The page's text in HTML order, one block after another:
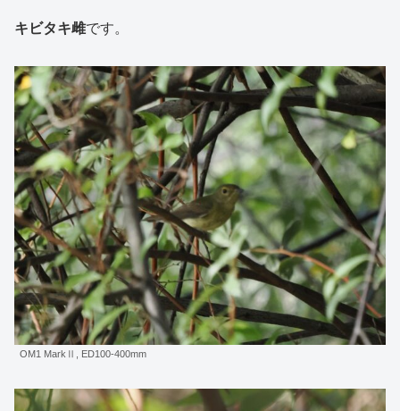
キビタキ雌です。
OM1 MarkⅡ, ED100-400mm